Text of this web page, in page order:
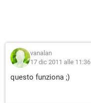
vanalan
17 dic 2011 alle 11:36
questo funziona ;)